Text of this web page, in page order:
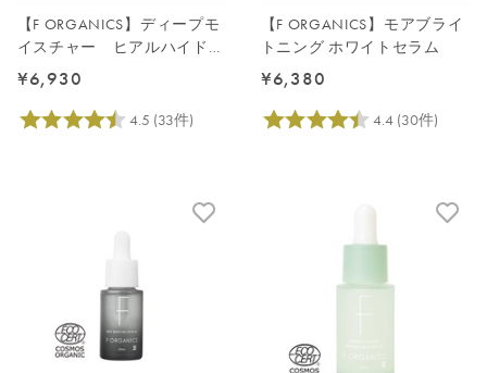
【F ORGANICS】ディープモ
イスチャー ヒアルハイドロ
セラム
¥6,930
【F ORGANICS】モアブライ
トニング ホワイトセラム
¥6,380